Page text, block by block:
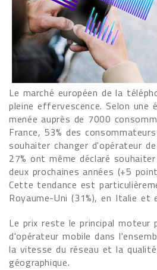
Le marché européen de la
pleine effervescence. Selon une
menée auprès de 7000
France, 53% des
souhaiter changer d'opérateur
27% ont même déclaré
deux prochaines années (+5
Cette tendance est
Royaume-Uni (31%), en Italie et
Le prix reste le principal moteur
d'opérateur mobile dans
la vitesse du réseau et la
géographique.